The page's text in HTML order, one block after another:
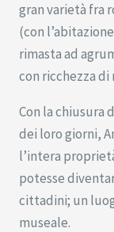
gran varietà fra
(con
rimasta ad
con ricchezza
Con la chiusura
dei loro giorni,
l’intera
potesse
cittadini; un
museale.